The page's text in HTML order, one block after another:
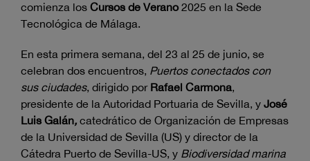
comienza los Cursos de Verano2025 en la Sede
Tecnológica de Málaga.
En esta primera semana, del 23 al 25 de junio, se
celebran dos encuentros, Puertos conectados con
sus ciudades, dirigido por Rafael Carmona,
presidente de la Autoridad Portuaria de Sevilla, y José
Luis Galán, catedrático de Organización de Empresas
de la Universidad de Sevilla (US) y director de la
Cátedra Puerto de Sevilla-US, y Biodiversidad marina